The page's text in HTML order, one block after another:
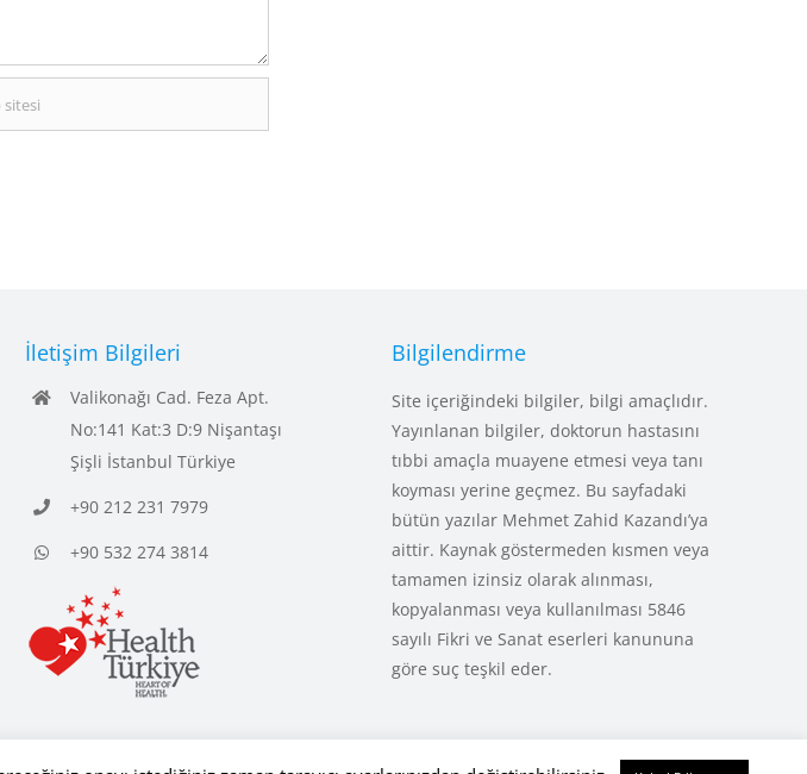
İletişim Bilgileri
Valikonağı Cad. Feza Apt.
No:141 Kat:3 D:9 Nişantaşı
Şişli İstanbul Türkiye
+90 212 231 7979
+90 532 274 3814
Bilgilendirme
Site içeriğindeki bilgiler, bilgi amaçlıdır.
Yayınlanan bilgiler, doktorun hastasını
tıbbi amaçla muayene etmesi veya tanı
koyması yerine geçmez. Bu sayfadaki
bütün yazılar Mehmet Zahid Kazandı’ya
aittir. Kaynak göstermeden kısmen veya
tamamen izinsiz olarak alınması,
kopyalanması veya kullanılması 5846
sayılı Fikri ve Sanat eserleri kanununa
göre suç teşkil eder.